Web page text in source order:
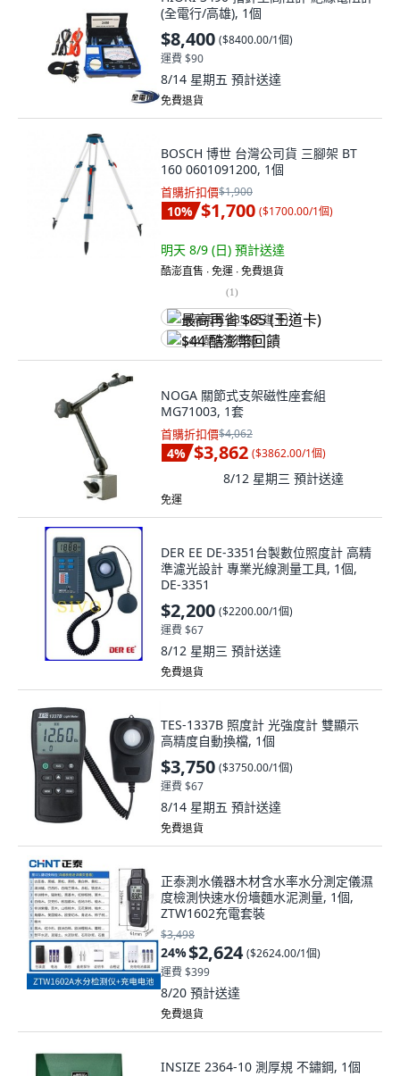
(全電行/高雄), 1個
$8,400 ($8400.00/1個)
運費 $90
8/14 星期五 預計送達
免費退貨
BOSCH 博世 台灣公司貨 三腳架 BT
160 0601091200, 1個
首購折扣價$1,900
10% $1,700 ($1700.00/1個)
明天 8/9 (日) 預計送達
酷澎直售 ∙ 免運 ∙ 免費退貨
(1)
最高再省 $85 (王道卡)
$44 酷澎幣回饋
NOGA 關節式支架磁性座套組
MG71003, 1套
首購折扣價$4,062
4% $3,862 ($3862.00/1個)
8/12 星期三 預計送達
免運
DER EE DE-3351台製數位照度計 高精
準濾光設計 專業光線測量工具, 1個,
DE-3351
$2,200 ($2200.00/1個)
運費 $67
8/12 星期三 預計送達
免費退貨
TES-1337B 照度計 光強度計 雙顯示
高精度自動換檔, 1個
$3,750 ($3750.00/1個)
運費 $67
8/14 星期五 預計送達
免費退貨
正泰測水儀器木材含水率水分測定儀濕
度檢測快速水份墻麵水泥測量, 1個,
ZTW1602充電套裝
$3,498
24%$2,624 ($2624.00/1個)
運費 $399
8/20 預計送達
免費退貨
INSIZE 2364-10 測厚規 不鏽鋼, 1個